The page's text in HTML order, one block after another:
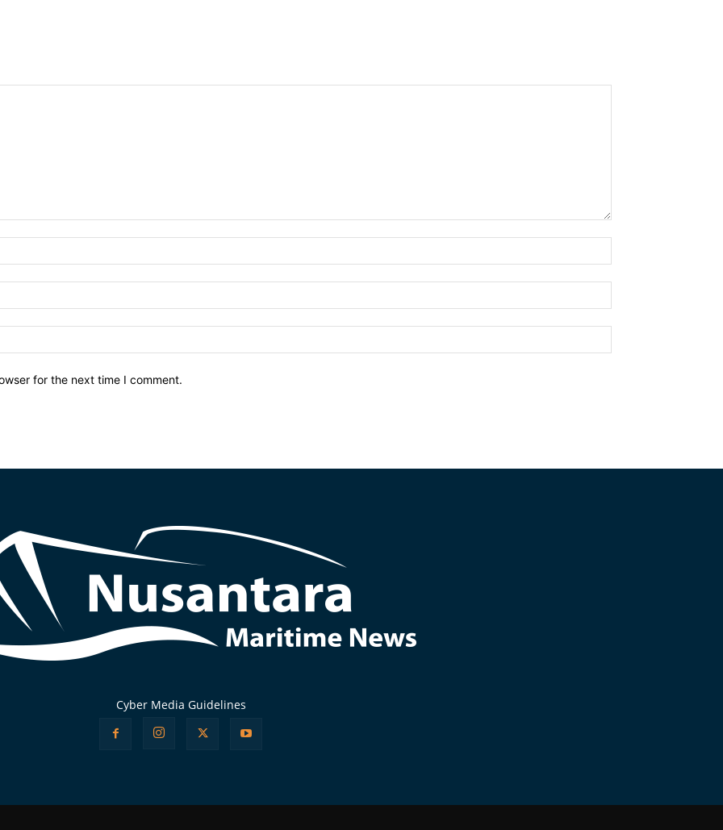
for the next time I comment.
Cyber Media Guidelines